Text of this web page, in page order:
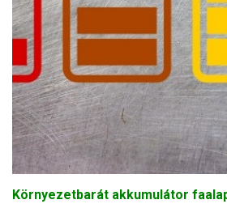
Környezetbarát akkumulátor